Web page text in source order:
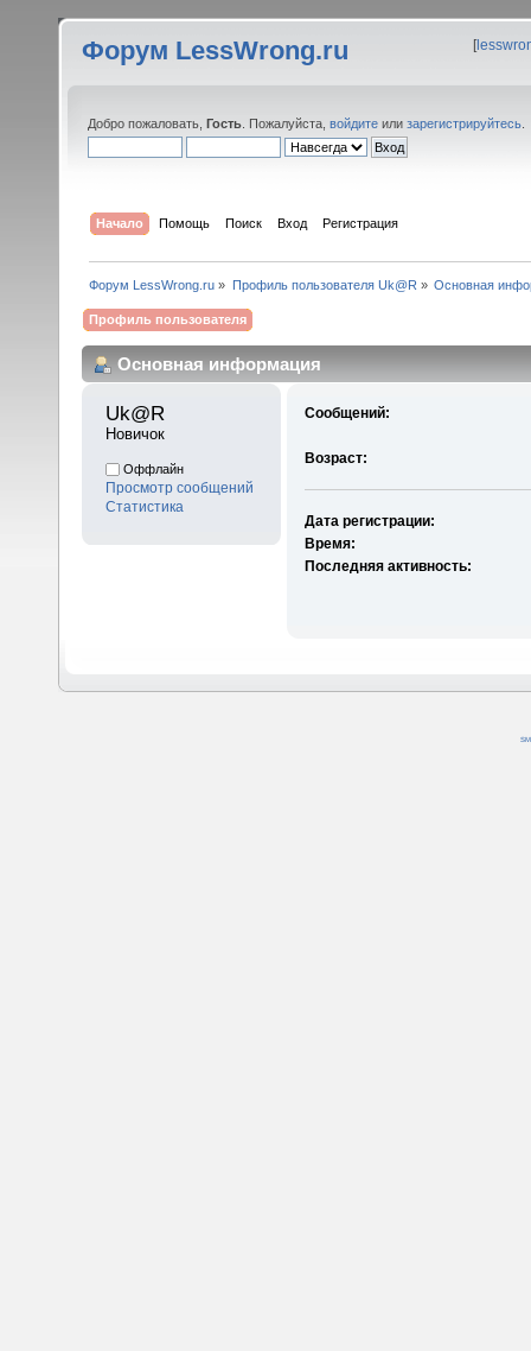
Форум LessWrong.ru [
Добро пожаловать, Гость . Пожалуйста, войдите или зарегистрируйтесь
Начало Помощь Поиск Вход Регистрация
Форум LessWrong.ru » Профиль пользователя Uk@R » Основная
Профиль пользователя
Основная информация
Uk@R
Новичок
Оффлайн
Просмотр сообщений
Статистика
Сообщений:
Возраст:
Дата регистрации:
Время:
Последняя активность: